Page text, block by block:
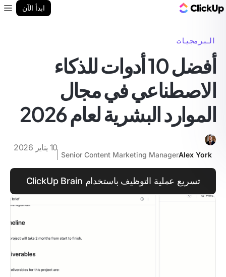
ابدأ الآن
البرمجيات
أفضل 10 أدوات للذكاء
الاصطناعي في مجال
الموارد البشرية لعام 2026
Alex York
Senior Content Marketing Manager
10 يناير 2026
تسريع عملية التوظيف باستخدام ClickUp Brain